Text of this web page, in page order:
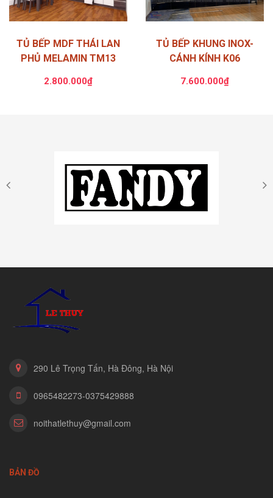
TỦ BẾP MDF THÁI LAN
PHỦ MELAMIN TM13
2.800.000₫
TỦ BẾP KHUNG INOX-
CÁNH KÍNH K06
7.600.000₫
290 Lê Trọng Tấn, Hà Đông, Hà Nội
0965482273-0375429888
noithatlethuy@gmail.com
BẢN ĐỒ